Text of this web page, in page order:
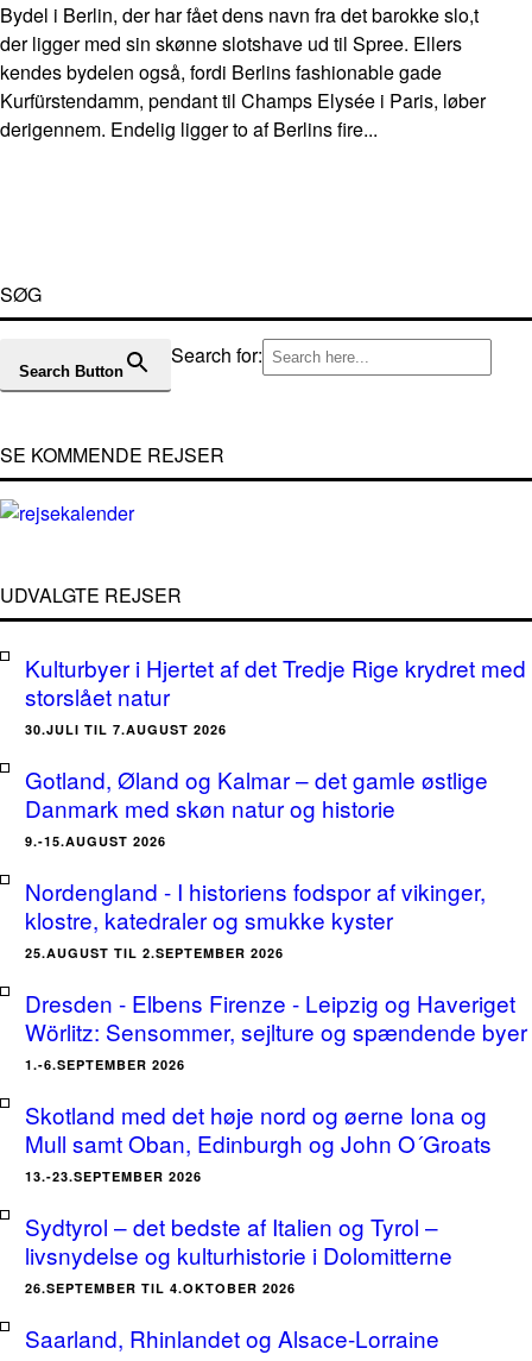
Bydel i Berlin, der har fået dens navn fra det barokke slo,t
der ligger med sin skønne slotshave ud til Spree. Ellers
kendes bydelen også, fordi Berlins fashionable gade
Kurfürstendamm, pendant til Champs Elysée i Paris, løber
derigennem. Endelig ligger to af Berlins fire...
SØG
Search for:
Search Button
SE KOMMENDE REJSER
UDVALGTE REJSER
Kulturbyer i Hjertet af det Tredje Rige krydret med
storslået natur
30.JULI TIL 7.AUGUST 2026
Gotland, Øland og Kalmar – det gamle østlige
Danmark med skøn natur og historie
9.-15.AUGUST 2026
Nordengland - I historiens fodspor af vikinger,
klostre, katedraler og smukke kyster
25.AUGUST TIL 2.SEPTEMBER 2026
Dresden - Elbens Firenze - Leipzig og Haveriget
Wörlitz: Sensommer, sejlture og spændende byer
1.-6.SEPTEMBER 2026
Skotland med det høje nord og øerne Iona og
Mull samt Oban, Edinburgh og John O´Groats
13.-23.SEPTEMBER 2026
Sydtyrol – det bedste af Italien og Tyrol –
livsnydelse og kulturhistorie i Dolomitterne
26.SEPTEMBER TIL 4.OKTOBER 2026
Saarland, Rhinlandet og Alsace-Lorraine